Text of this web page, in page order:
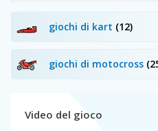
giochi di kart (12)
giochi di motocross
Video del gioco